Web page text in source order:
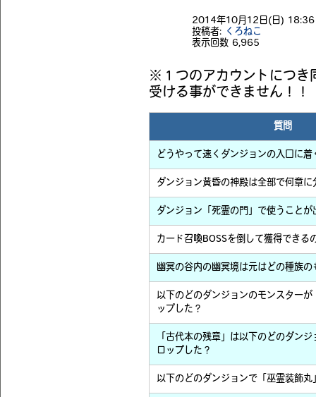
2014年10月12日(日) 18:36
投稿者:
くろねこ
表示回数 6,965
※１つのアカウントにつき
受ける事ができません！！
質問
どうやって速くダンジョンの入口に着
ダンジョン黄昏の神殿は全部で何章に
ダンジョン「死霊の門」で使うこと
カード召喚BOSSを倒して獲得できる
幽冥の谷内の幽冥境は元はどの種族の
以下のどのダンジョンのモンスターが
ップした？
「古代本の残章」は以下のどのダン
ロップした？
以下のどのダンジョンで「巫霊装飾丸